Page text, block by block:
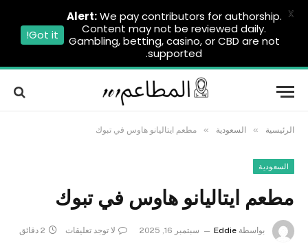
الرئيسية » السعودية » مطعم ايتاليانو هاوس في تبوك
السعودية
مطعم ايتاليانو هاوس في تبوك
بواسطة Eddie سبتمبر 16, 2025 لا توجد تعليقات 2 دقائق
Alert:We pay contributors for authorship.
Content may not be reviewed daily.
Gambling, betting, casino, or CBD are not
supported.
Got it!
X